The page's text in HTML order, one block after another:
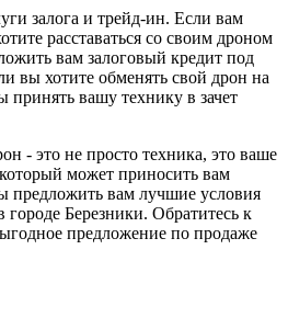
залога и трейд-ин. Если вам
расставаться со своим дроном
вам залоговый кредит под
вы хотите обменять свой дрон на
вашу технику в зачет
- это не просто техника, это ваше
может приносить вам
предложить вам лучшие условия
Березники. Обратитесь к
предложение по продаже